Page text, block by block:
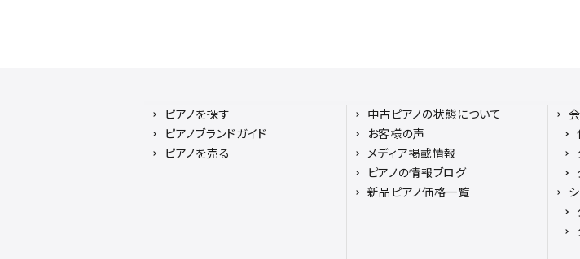
ピアノを探す
ピアノブランドガイド
ピアノを売る
中古ピアノの状態について
お客様の声
メディア掲載情報
ピアノの情報ブログ
新品ピアノ価格一覧